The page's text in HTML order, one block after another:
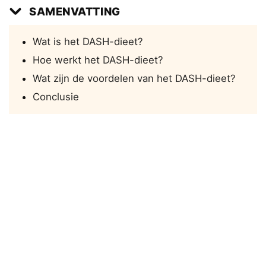
SAMENVATTING
Wat is het DASH-dieet?
Hoe werkt het DASH-dieet?
Wat zijn de voordelen van het DASH-dieet?
Conclusie